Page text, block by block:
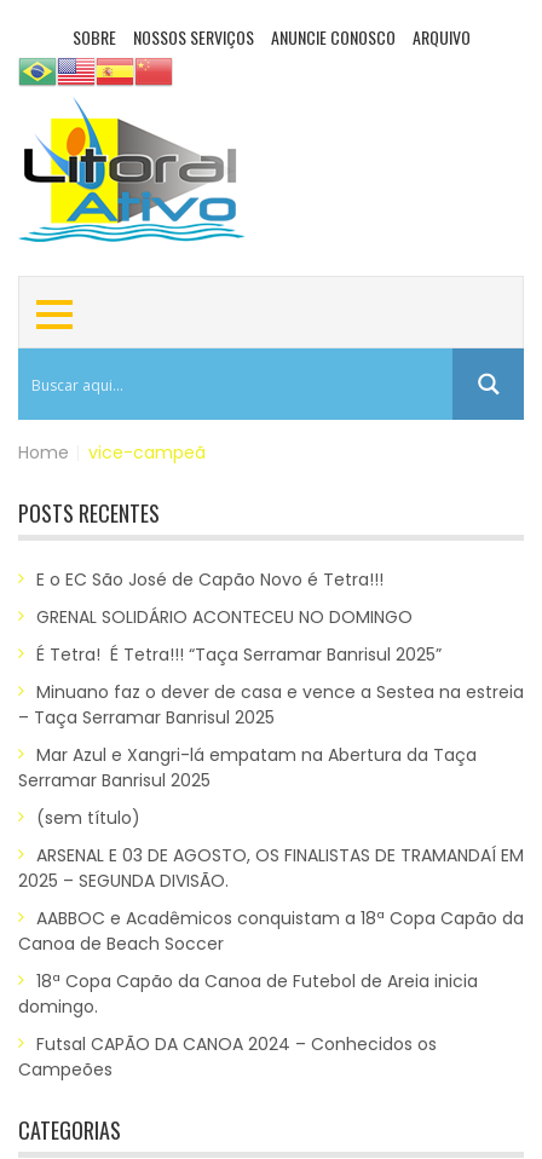
SOBRE NOSSOS SERVIÇOS ANUNCIE CONOSCO ARQUIVO
Home vice-campeã
POSTS RECENTES
E o EC São José de Capão Novo é Tetra!!!
GRENAL SOLIDÁRIO ACONTECEU NO DOMINGO
É Tetra! É Tetra!!! “Taça Serramar Banrisul 2025”
Minuano faz o dever de casa e vence a Sestea na estreia
– Taça Serramar Banrisul 2025
Mar Azul e Xangri-lá empatam na Abertura da Taça
Serramar Banrisul 2025
(sem título)
ARSENAL E 03 DE AGOSTO, OS FINALISTAS DE TRAMANDAÍ EM
2025 – SEGUNDA DIVISÃO.
AABBOC e Acadêmicos conquistam a 18ª Copa Capão da
Canoa de Beach Soccer
18ª Copa Capão da Canoa de Futebol de Areia inicia
domingo.
Futsal CAPÃO DA CANOA 2024 – Conhecidos os
Campeões
CATEGORIAS